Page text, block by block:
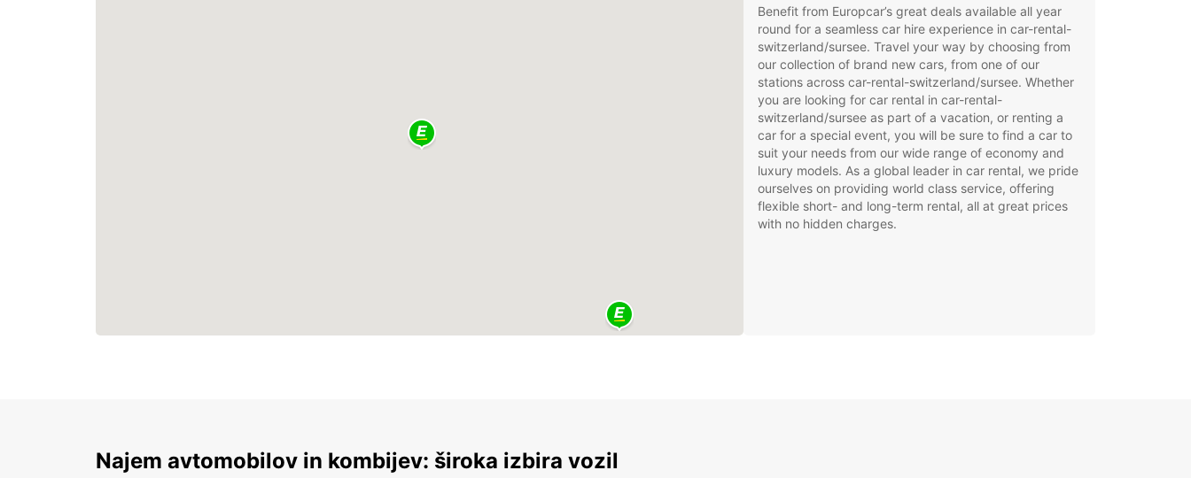
Benefit from Europcar’s great deals available all year
round for a seamless car hire experience in car-rental-
switzerland/sursee. Travel your way by choosing from
our collection of brand new cars, from one of our
stations across car-rental-switzerland/sursee. Whether
you are looking for car rental in car-rental-
switzerland/sursee as part of a vacation, or renting a
car for a special event, you will be sure to find a car to
suit your needs from our wide range of economy and
luxury models. As a global leader in car rental, we pride
ourselves on providing world class service, offering
flexible short- and long-term rental, all at great prices
with no hidden charges.
Najem avtomobilov in kombijev: široka izbira vozil